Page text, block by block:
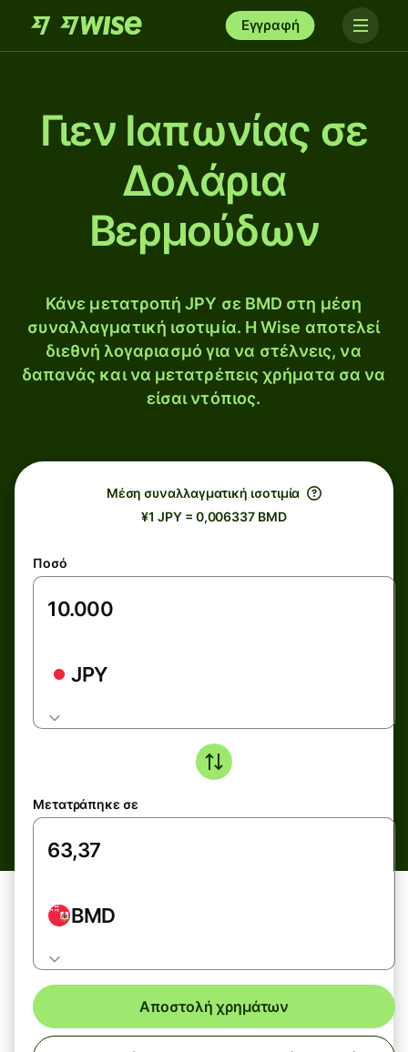
Εγγραφή
Γιεν Ιαπωνίας σε
Δολάρια
Βερμούδων
Κάνε μετατροπή JPY σε BMD στη μέση
συναλλαγματική ισοτιμία. Η Wise αποτελεί
διεθνή λογαριασμό για να στέλνεις, να
δαπανάς και να μετατρέπεις χρήματα σα να
είσαι ντόπιος.
Μέση συναλλαγματική ισοτιμία
¥1 JPY = 0,006337 BMD
Ποσό
JPY
Μετατράπηκε σε
BMD
Αποστολή χρημάτων